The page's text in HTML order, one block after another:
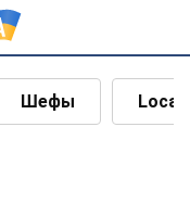
Шефы Local